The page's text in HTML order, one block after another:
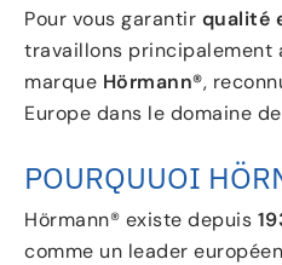
Pour vous garantir qualité
travaillons principalement
marque Hörmann®,
Europe dans le domaine
POURQUUOI
Hörmann® existe depuis
comme un leader